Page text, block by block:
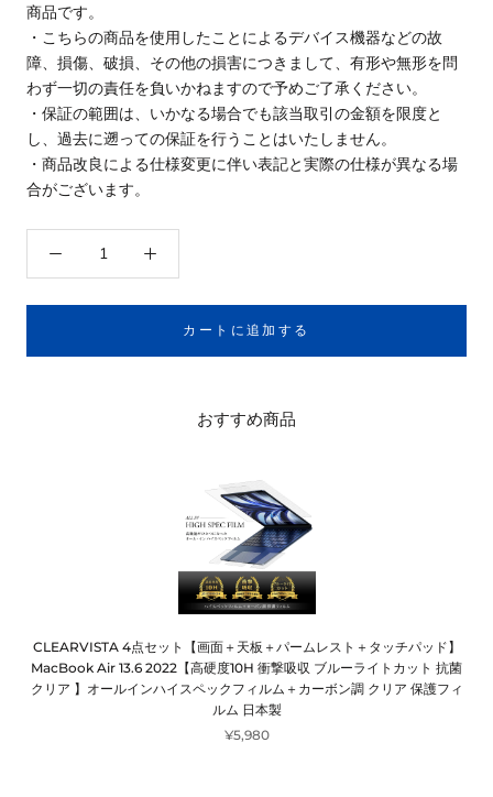
商品です。
・こちらの商品を使用したことによるデバイス機器などの故
障、損傷、破損、その他の損害につきまして、有形や無形を問
わず一切の責任を負いかねますので予めご了承ください。
・保証の範囲は、いかなる場合でも該当取引の金額を限度と
し、過去に遡っての保証を行うことはいたしません。
・商品改良による仕様変更に伴い表記と実際の仕様が異なる場
合がございます。
カートに追加する
おすすめ商品
CLEARVISTA 4点セット【画面＋天板＋パームレスト＋タッチパッド】
MacBook Air 13.6 2022【高硬度10H 衝撃吸収 ブルーライトカット 抗菌
クリア 】オールインハイスペックフィルム＋カーボン調 クリア 保護フィ
ルム 日本製
¥5,980